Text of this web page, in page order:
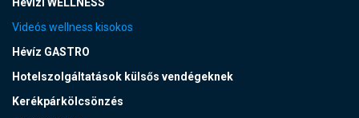
Videós wellness kisokos
Hévíz GASTRO
Hotelszolgáltatások külsős vendégeknek
Kerékpárkölcsönzés